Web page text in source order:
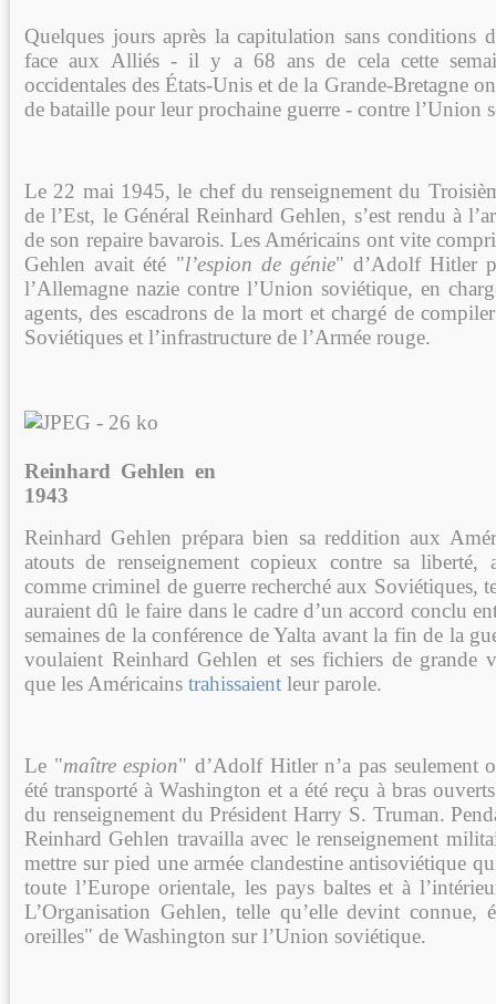
Quelques jours après la capitulation sans conditions
face aux Alliés - il y a 68 ans de cela cette
occidentales des États-Unis et de la Grande-Bretagne
de bataille pour leur prochaine guerre - contre l’Union
Le 22 mai 1945, le chef du renseignement du
de l’Est, le Général Reinhard Gehlen, s’est rendu à
de son repaire bavarois. Les Américains ont vite
Gehlen avait été "l’espion de génie" d’Adolf Hitler
l’Allemagne nazie contre l’Union soviétique, en
agents, des escadrons de la mort et chargé de
Soviétiques et l’infrastructure de l’Armée rouge.
Reinhard Gehlen en
1943
Reinhard Gehlen prépara bien sa reddition aux
atouts de renseignement copieux contre sa liberté,
comme criminel de guerre recherché aux Soviétiques,
auraient dû le faire dans le cadre d’un accord conclu
semaines de la conférence de Yalta avant la fin de la
voulaient Reinhard Gehlen et ses fichiers de grande
que les Américains trahissaient leur parole.
Le "maître espion" d’Adolf Hitler n’a pas seulement
été transporté à Washington et a été reçu à bras
du renseignement du Président Harry S. Truman.
Reinhard Gehlen travailla avec le renseignement
mettre sur pied une armée clandestine antisoviétique
toute l’Europe orientale, les pays baltes et à
L’Organisation Gehlen, telle qu’elle devint connue,
oreilles" de Washington sur l’Union soviétique.